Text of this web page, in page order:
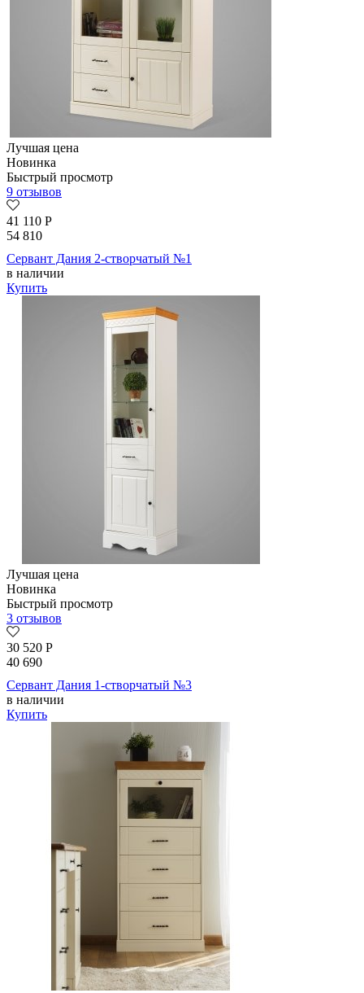
Лучшая цена
Новинка
Быстрый просмотр
9 отзывов
41 110 Р
54 810
Сервант Дания 2-створчатый №1
в наличии
Купить
Лучшая цена
Новинка
Быстрый просмотр
3 отзывов
30 520 Р
40 690
Сервант Дания 1-створчатый №3
в наличии
Купить